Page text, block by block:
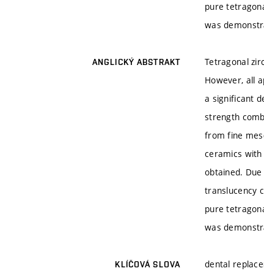
pure
was
ANGLICKÝ ABSTRAKT
Tetragonal
However, all
a significant
strength
from fine
ceramics
obtained.
translucency
pure
was
KLÍČOVÁ SLOVA dental